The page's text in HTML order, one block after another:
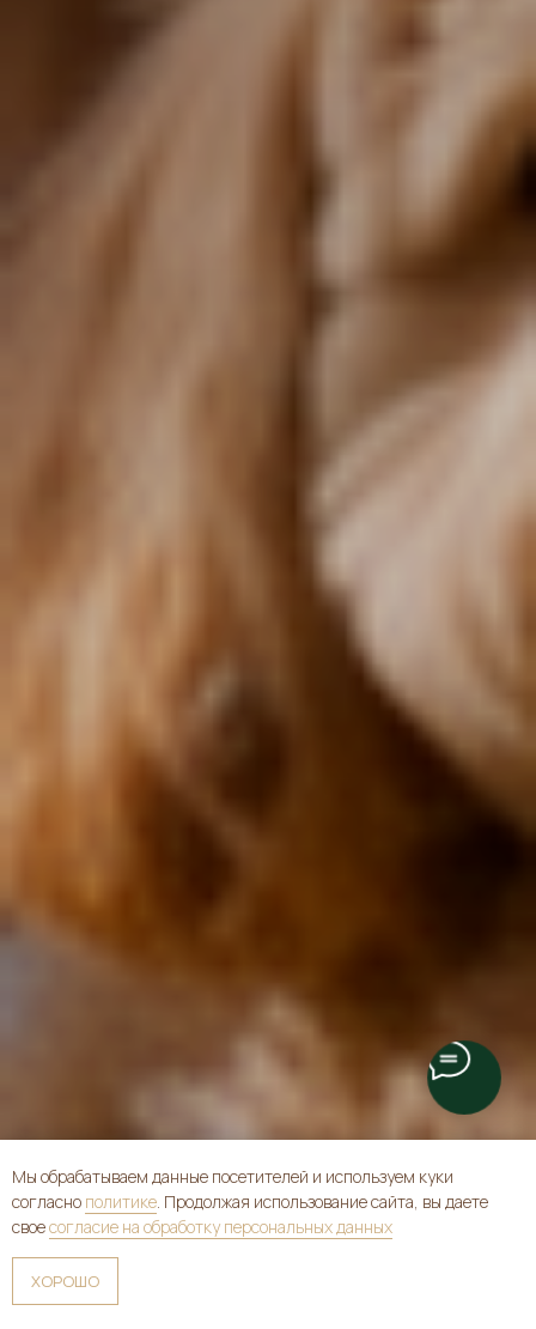
Мы обрабатываем данные посетителей и используем куки
согласно политике. Продолжая использование сайта, вы даете
своесогласие на обработку персональных данных
ХОРОШО